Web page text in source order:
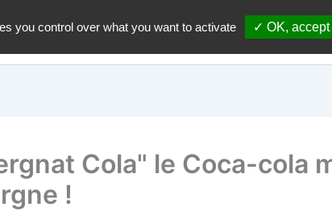
Accueil A propos
Cola" le Coca-cola
!
you control over what you want to activate ✓ OK, accept